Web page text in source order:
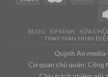
BLOG ÉP KÍNH SỬA
THAY MÀN HÌNH
Quỳnh An media
Cơ quan chủ quản: Công